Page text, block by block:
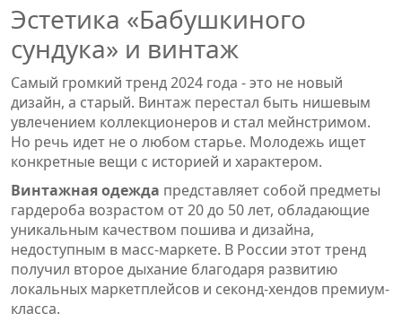
Эстетика «Бабушкиного
сундука» и винтаж
Самый громкий тренд 2024 года - это не новый
дизайн, а старый. Винтаж перестал быть нишевым
увлечением коллекционеров и стал мейнстримом.
Но речь идет не о любом старье. Молодежь ищет
конкретные вещи с историей и характером.
Винтажная одежда представляет собой предметы
гардероба возрастом от 20 до 50 лет, обладающие
уникальным качеством пошива и дизайна,
недоступным в масс-маркете. В России этот тренд
получил второе дыхание благодаря развитию
локальных маркетплейсов и секонд-хендов премиум-
класса.